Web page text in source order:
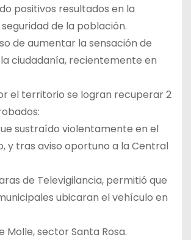
positivos resultados en la
de la población.
de aumentar la sensación de
ciudadanía, recientemente en
el territorio se logran recuperar 2
sustraído violentamente en el
y tras aviso oportuno a la Central
de Televigilancia, permitió que
ubicaran el vehículo en
Molle, sector Santa Rosa.